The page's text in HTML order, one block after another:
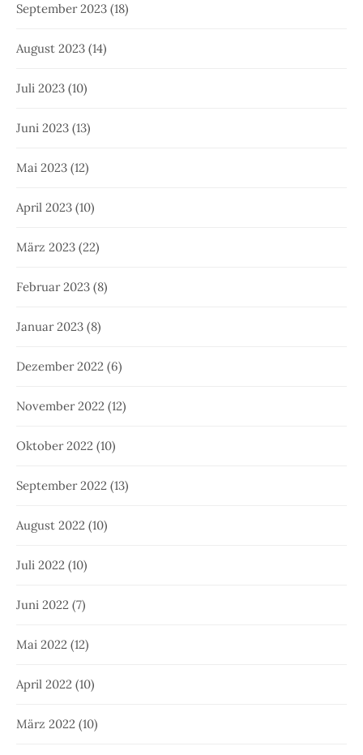
September 2023 (18)
August 2023 (14)
Juli 2023 (10)
Juni 2023 (13)
Mai 2023 (12)
April 2023 (10)
März 2023 (22)
Februar 2023 (8)
Januar 2023 (8)
Dezember 2022 (6)
November 2022 (12)
Oktober 2022 (10)
September 2022 (13)
August 2022 (10)
Juli 2022 (10)
Juni 2022 (7)
Mai 2022 (12)
April 2022 (10)
März 2022 (10)